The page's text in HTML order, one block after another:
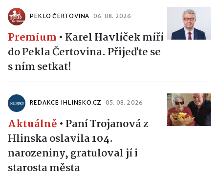
PEKLO ČERTOVINA 06. 08. 2026
Premium • Karel Havlíček míří
do Pekla Čertovina. Přijeďte se
s ním setkat!
REDAKCE IHLINSKO.CZ 05. 08. 2026
Aktuálně • Paní Trojanová z
Hlinska oslavila 104.
narozeniny, gratuloval jí i
starosta města